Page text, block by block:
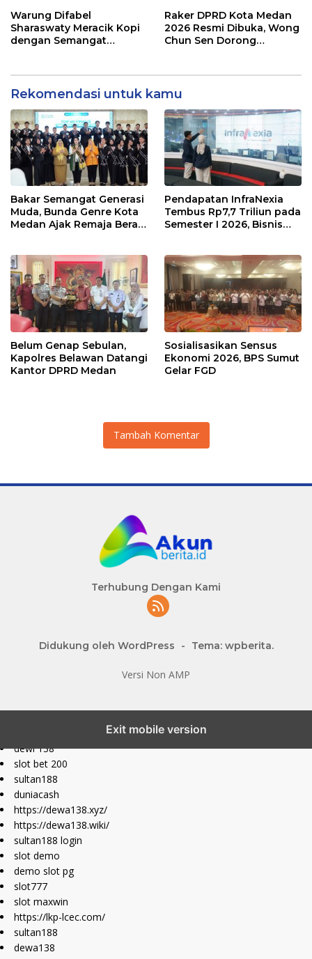
Warung Difabel
Sharaswaty Meracik Kopi
dengan Semangat
Raker DPRD Kota Medan
2026 Resmi Dibuka, Wong
Chun Sen Dorong
Rekomendasi untuk kamu
Bakar Semangat Generasi
Muda, Bunda Genre Kota
Medan Ajak Remaja Berani
Pendapatan InfraNexia
Tembus Rp7,7 Triliun pada
Semester I 2026, Bisnis
Belum Genap Sebulan,
Kapolres Belawan Datangi
Kantor DPRD Medan
Sosialisasikan Sensus
Ekonomi 2026, BPS Sumut
Gelar FGD
Tambah Komentar
Terhubung Dengan Kami
Didukung oleh WordPress - Tema: wpberita.
Versi Non AMP
Exit mobile version
dewi 138
slot bet 200
sultan188
duniacash
https://dewa138.xyz/
https://dewa138.wiki/
sultan188 login
slot demo
demo slot pg
slot777
slot maxwin
https://lkp-lcec.com/
sultan188
dewa138